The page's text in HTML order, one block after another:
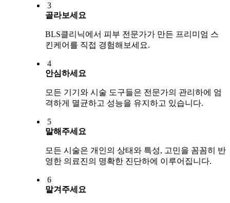
3
골라보세요
BLS클리닉에서 피부 전문가가 만든 프리미엄 스
킨케어를 직접 경험해보세요.
4
안심하세요
모든 기기와 시술 도구들은 전문가의 관리하에 엄
격하게 멸균하고 성능을 유지하고 있습니다.
5
말해주세요
모든 시술은 개인의 상태와 특성, 고민을 꼼꼼히 반
영한 의료진의 명확한 진단하에 이루어집니다.
6
맡겨주세요